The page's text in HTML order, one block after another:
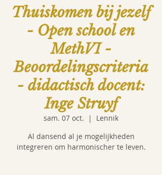
Thuiskomen bij jezelf
- Open school en
MethVI -
Beoordelingscriteria
- didactisch docent:
Inge Struyf
sam. 07 oct.
  |
Lennik
Al dansend al je mogelijkheden
integreren om harmonischer te leven.